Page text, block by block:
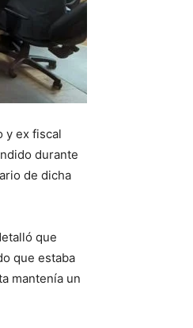
y ex fiscal
durante
de dicha
que
que estaba
mantenía un